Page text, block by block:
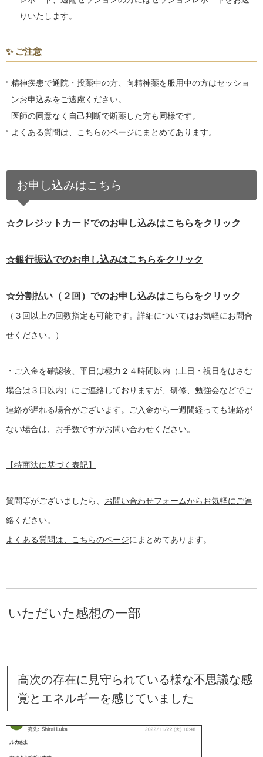
りいたします。
✨ ご注意
精神疾患で通院・投薬中の方、向精神薬を服用中の方はセッショ
ンお申込みをご遠慮ください。
医師の同意なく自己判断で断薬した方も同様です。
よくある質問は、こちらのページにまとめてあります。
お申し込みはこちら
☆クレジットカードでのお申し込みはこちらをクリック
☆銀行振込でのお申し込みはこちらをクリック
☆分割払い（２回）でのお申し込みはこちらをクリック
（３回以上の回数指定も可能です。詳細についてはお気軽にお問合
せください。）
・ご入金を確認後、平日は極力２４時間以内（土日・祝日をはさむ
場合は３日以内）にご連絡しておりますが、研修、勉強会などでご
連絡が遅れる場合がございます。ご入金から一週間経っても連絡が
ない場合は、お手数ですがお問い合わせください。
【特商法に基づく表記】
質問等がございましたら、 お問い合わせフォームからお気軽にご連
絡ください。
よくある質問は、こちらのページにまとめてあります。
いただいた感想の一部
高次の存在に見守られている様な不思議な感
覚とエネルギーを感じていました